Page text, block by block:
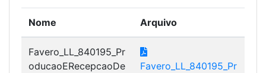
Nome Arquivo
Favero_LL_840195_Pr
oducaoERecepcaoDe
Favero_LL_840195_Pr